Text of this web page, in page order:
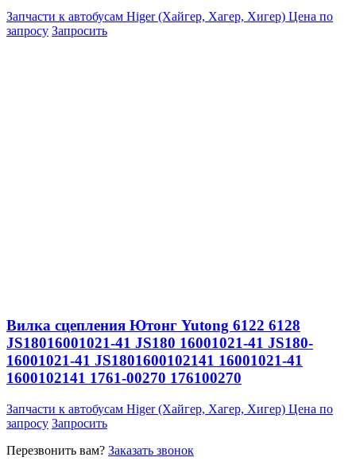
Запчасти к автобусам Higer (Хайгер, Хагер, Хигер) Цена по
запросу Запросить
Вилка сцепления Ютонг Yutong 6122 6128
JS18016001021-41 JS180 16001021-41 JS180-
16001021-41 JS1801600102141 16001021-41
1600102141 1761-00270 176100270
Запчасти к автобусам Higer (Хайгер, Хагер, Хигер) Цена по
запросу Запросить
Перезвонить вам? Заказать звонок